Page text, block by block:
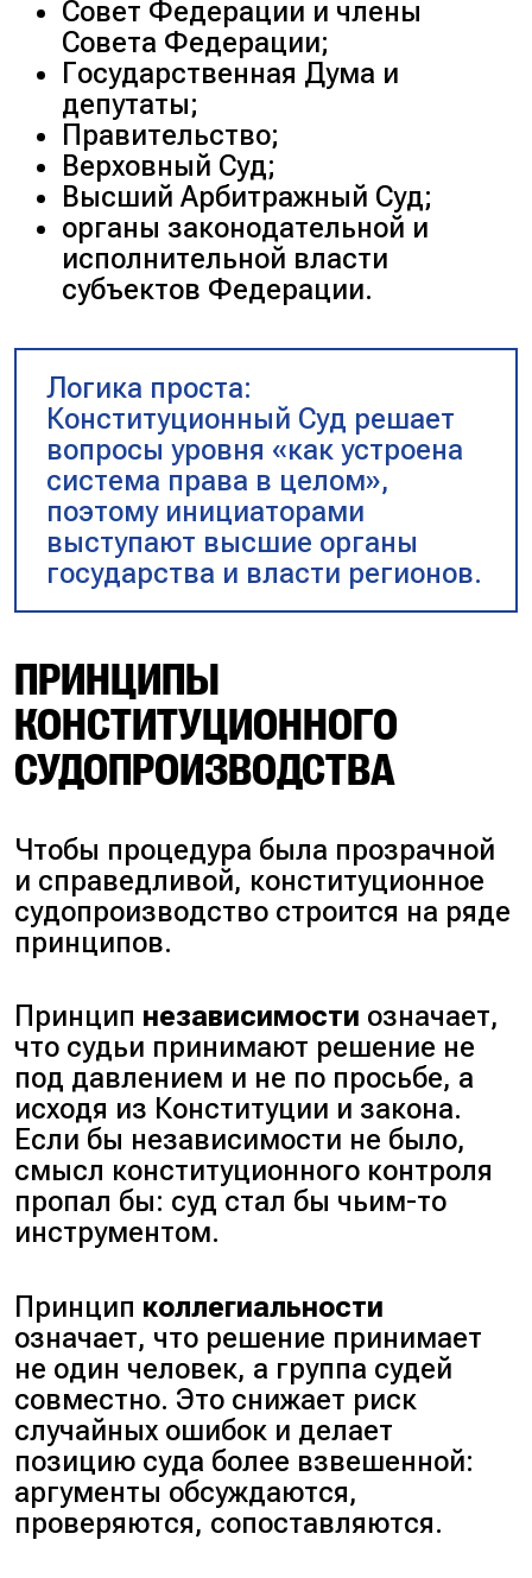
Совет Федерации и члены
Совета Федерации;
Государственная Дума и
депутаты;
Правительство;
Верховный Суд;
Высший Арбитражный Суд;
органы законодательной и
исполнительной власти
субъектов Федерации.
Логика проста:
Конституционный Суд решает
вопросы уровня «как устроена
система права в целом»,
поэтому инициаторами
выступают высшие органы
государства и власти регионов.
ПРИНЦИПЫ
КОНСТИТУЦИОННОГО
СУДОПРОИЗВОДСТВА
Чтобы процедура была прозрачной
и справедливой, конституционное
судопроизводство строится на ряде
принципов.
Принцип независимости означает,
что судьи принимают решение не
под давлением и не по просьбе, а
исходя из Конституции и закона.
Если бы независимости не было,
смысл конституционного контроля
пропал бы: суд стал бы чьим-то
инструментом.
Принцип коллегиальности
означает, что решение принимает
не один человек, а группа судей
совместно. Это снижает риск
случайных ошибок и делает
позицию суда более взвешенной:
аргументы обсуждаются,
проверяются, сопоставляются.